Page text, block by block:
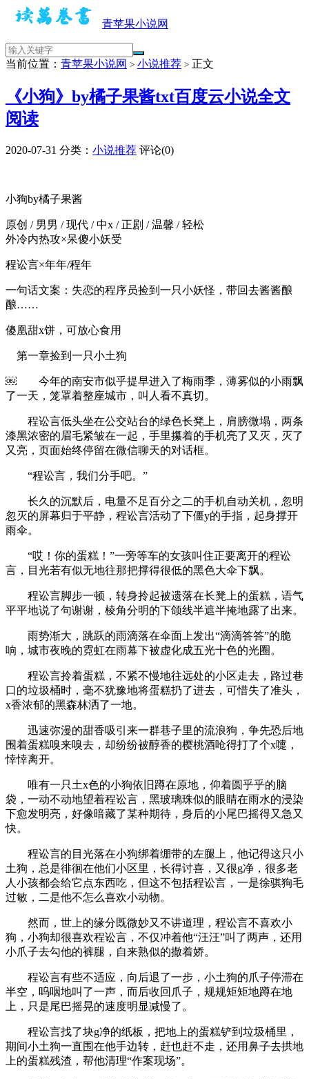
青苹果小说网
当前位置： 青苹果小说网 > 小说推荐 > 正文
《小狗》by橘子果酱txt百度云小说全文
阅读
2020-07-31 分类： 小说推荐 评论(0)
小狗by橘子果酱
原创 / 男男 / 现代 / 中x / 正剧 / 温馨 / 轻松
外冷内热攻×呆傻小妖受
程讼言×年年/程年
一句话文案：失恋的程序员捡到一只小妖怪，带回去酱酱酿
酿……
傻凰甜x饼，可放心食用
第一章捡到一只小土狗
￼ 今年的南安市似乎提早进入了梅雨季，薄雾似的小雨飘
了一天，笼罩着整座城市，叫人看不真切。
程讼言低头坐在公交站台的绿色长凳上，肩膀微塌，两条
漆黑浓密的眉毛紧皱在一起，手里攥着的手机亮了又灭，灭了
又亮，页面始终停留在微信聊天的对话框。
“程讼言，我们分手吧。”
长久的沉默后，电量不足百分之二的手机自动关机，忽明
忽灭的屏幕归于平静，程讼言活动了下僵y的手指，起身撑开
雨伞。
“哎！你的蛋糕！”一旁等车的女孩叫住正要离开的程讼
言，目光若有似无地往那把撑得很低的黑色大伞下飘。
程讼言脚步一顿，转身拎起被遗落在长凳上的蛋糕，语气
平平地说了句谢谢，棱角分明的下颌线半遮半掩地露了出来。
雨势渐大，跳跃的雨滴落在伞面上发出“滴滴答答”的脆
响，城市夜晚的霓虹在雨幕下被虚化成五光十色的光圈。
程讼言拎着蛋糕，不紧不慢地往远处的小区走去，路过巷
口的垃圾桶时，毫不犹豫地将蛋糕扔了进去，可惜失了准头，
x香浓郁的黑森林洒了一地。
迅速弥漫的甜香吸引来一群巷子里的流浪狗，争先恐后地
围着蛋糕嗅来嗅去，却纷纷被醇香的樱桃酒呛得打了个x嚏，
悻悻离开。
唯有一只土x色的小狗依旧蹲在原地，仰着圆乎乎的脑
袋，一动不动地望着程讼言，黑玻璃珠似的眼睛在雨水的浸染
下愈发明亮，好像暗藏了某种期待，身后的小尾巴摇得又急又
快。
程讼言的目光落在小狗绑着绷带的左腿上，他记得这只小
土狗，总是徘徊在他们小区里，长得讨喜，又很g净，很多老
人小孩都会给它点东西吃，但这不包括程讼言，一是徐骐狗毛
过敏，二是他不怎么喜欢小动物。
然而，世上的缘分既微妙又不讲道理，程讼言不喜欢小
狗，小狗却很喜欢程讼言，不仅冲着他“汪汪”叫了两声，还用
小爪子去勾他的裤腿，自来熟似的撒着娇。
程讼言有些不适应，向后退了一步，小土狗的爪子停滞在
半空，呜咽地叫了一声，而后收回爪子，规规矩矩地蹲在地
上，只是尾巴摇晃的速度明显减慢了。
程讼言找了块g净的纸板，把地上的蛋糕铲到垃圾桶里，
期间小土狗一直围在他手边转，赶也赶不走，还用鼻子去拱地
上的蛋糕残渣，帮他清理“作案现场”。